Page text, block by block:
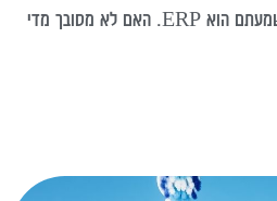
מסוגי הפתרונות שעליו בוודאי שמעתם הוא ERP. האם לא מסובך מדי